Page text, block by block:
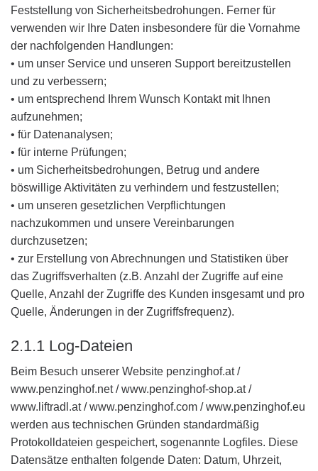
Feststellung von Sicherheitsbedrohungen. Ferner für
verwenden wir Ihre Daten insbesondere für die Vornahme
der nachfolgenden Handlungen:
• um unser Service und unseren Support bereitzustellen
und zu verbessern;
• um entsprechend Ihrem Wunsch Kontakt mit Ihnen
aufzunehmen;
• für Datenanalysen;
• für interne Prüfungen;
• um Sicherheitsbedrohungen, Betrug und andere
böswillige Aktivitäten zu verhindern und festzustellen;
• um unseren gesetzlichen Verpflichtungen
nachzukommen und unsere Vereinbarungen
durchzusetzen;
• zur Erstellung von Abrechnungen und Statistiken über
das Zugriffsverhalten (z.B. Anzahl der Zugriffe auf eine
Quelle, Anzahl der Zugriffe des Kunden insgesamt und pro
Quelle, Änderungen in der Zugriffsfrequenz).
2.1.1 Log-Dateien
Beim Besuch unserer Website penzinghof.at /
www.penzinghof.net / www.penzinghof-shop.at /
www.liftradl.at / www.penzinghof.com / www.penzinghof.eu
werden aus technischen Gründen standardmäßig
Protokolldateien gespeichert, sogenannte Logfiles. Diese
Datensätze enthalten folgende Daten: Datum, Uhrzeit,